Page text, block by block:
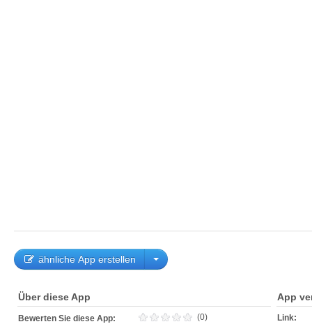
ähnliche App erstellen
Über diese App
Bewerten Sie diese App: (0)
App
Link: